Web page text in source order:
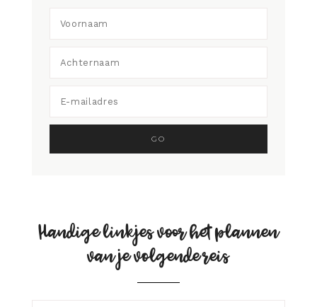
Handige linkjes voor het plannen
van je volgende reis